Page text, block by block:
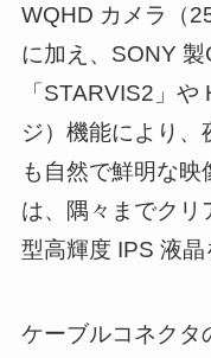
WQHD カメラ（
に加え、SONY
「STARVIS2」
ジ）機能により
も自然で鮮明な
は、隅々までクリ
型高輝度 IPS 液晶
ケーブルコネクタ